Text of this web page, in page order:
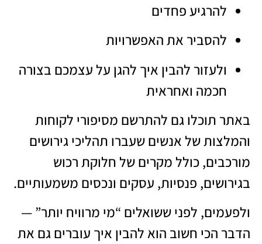
להרגיע פחדים
להסביר את האפשרויות
ולעזור להבין איך להגן על עצמכם בצורה
חכמה ואחראית
באתר תוכלו גם להתרשם מסיפורי לקוחות
והמלצות של אנשים שעברו תהליכי גירושים
מורכבים, כולל מקרים של חלוקת רכוש
בגירושים, פנסיות, עסקים ונכסים משמעותיים.
ולפעמים, לפני ששואלים “מי מרוויח יותר” —
הדבר הכי חשוב הוא להבין איך עוברים גם את